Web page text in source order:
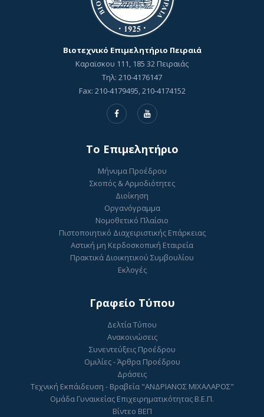
Βιοτεχνικό Επιμελητήριο Πειραιά
Καραϊσκου 111, 185 32 Πειραιάς
Τηλ: 210-4176147
Fax: 210-4179495, 210-4174152
To Επιμελητήριο
Μήνυμα Προέδρου
Σκοπός & Αρμοδιότητες
Διοίκηση
Οργανόγραμμα
Νομοθετικό Πλαίσιο
Πιστοποιητικό Διαχειριστικής Επάρκειας
Αστική μη Κερδοσκοπική Εταιρεία
Πρακτικά Διοικητικού Συμβουλίου
Εκλογές
Γραφείο Τύπου
Δελτία Τύπου
Ανακοινώσεις
Συνεντεύξεις Προέδρου
Ομιλίες - Άρθρα Προέδρου
Δράσεις
Τεχνική Εκπάιδευση - Βραβεία "ΑΝΔΡΙΑΝΟΣ ΜΙΧΑΛΑΡΟΣ"
Ομάδα Γυναικείας Επιχειρηματικότητας Β.Ε.Π.
Βίντεο ΒΕΠ